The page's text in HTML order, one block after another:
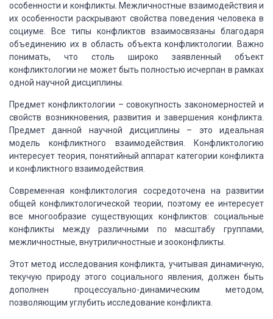
особенности и конфликты. Межличностные взаимодействия и
их особенности раскрывают свойства поведения человека в
социуме. Все типы конфликтов взаимосвязаны благодаря
объединению их в область объекта конфликтологии. Важно
понимать, что столь широко заявленный объект
конфликтологии не может быть полностью исчерпан в рамках
одной научной дисциплины.
Предмет конфликтологии – совокупность закономерностей и
свойств возникновения, развития и завершения конфликта.
Предмет данной научной дисциплины – это идеальная
модель конфликтного взаимодействия. Конфликтологию
интересует теория, понятийный аппарат категории конфликта
и конфликтного взаимодействия.
Современная конфликтология сосредоточена на развитии
общей конфликтологической теории, поэтому ее интересует
все многообразие существующих конфликтов: социальные
конфликты между различными по масштабу группами,
межличностные, внутриличностные и зооконфликты.
Этот метод исследования конфликта, учитывая динамичную,
текучую природу этого социального явления, должен быть
дополнен процессуально-динамическим методом,
позволяющим углубить исследование конфликта.